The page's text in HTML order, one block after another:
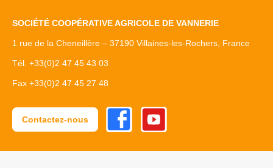
SOCIÉTÉ COOPÉRATIVE AGRICOLE DE VANNERIE
1 rue de la Cheneillère – 37190 Villaines-les-Rochers, France
Tél. +33(0)2 47 45 43 03
Fax +33(0)2 47 45 27 48
Contactez-nous
FacebookYoutube